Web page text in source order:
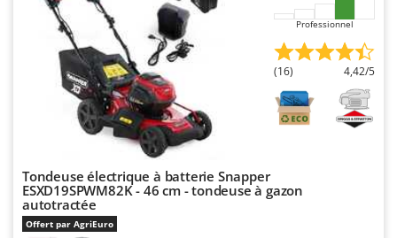
Professionnel
(16) 4,42/5
Tondeuse électrique à batterie Snapper
ESXD19SPWM82K - 46 cm - tondeuse à gazon
autotractée
Offert par AgriEuro